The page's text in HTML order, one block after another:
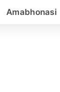
Amabhonasi